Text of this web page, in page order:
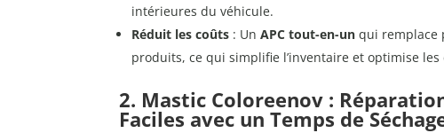
intérieures du véhicule.
Réduit les coûts : UnAPC tout-en-un qui remplace
produits, ce qui simplifie l’inventaire et optimise les
2. Mastic Coloreenov :
Faciles avec un Temps de